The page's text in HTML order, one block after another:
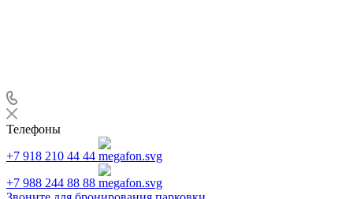
Телефоны
+7 918 210 44 44
+7 988 244 88 88